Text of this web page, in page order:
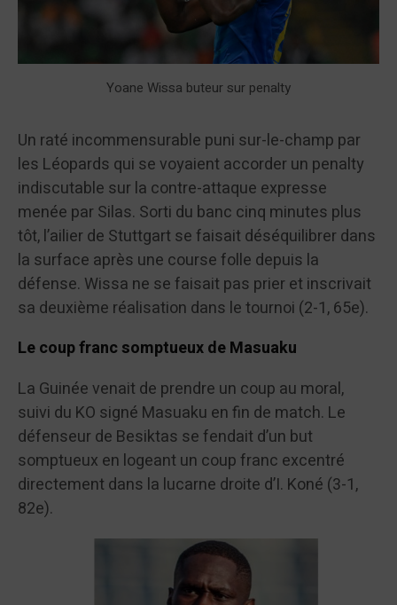
Yoane Wissa buteur sur penalty
Un raté incommensurable puni sur-le-champ par
les Léopards qui se voyaient accorder un penalty
indiscutable sur la contre-attaque expresse
menée par Silas. Sorti du banc cinq minutes plus
tôt, l’ailier de Stuttgart se faisait déséquilibrer dans
la surface après une course folle depuis la
défense. Wissa ne se faisait pas prier et inscrivait
sa deuxième réalisation dans le tournoi (2-1, 65e).
Le coup franc somptueux de Masuaku
La Guinée venait de prendre un coup au moral,
suivi du KO signé Masuaku en fin de match. Le
défenseur de Besiktas se fendait d’un but
somptueux en logeant un coup franc excentré
directement dans la lucarne droite d’I. Koné (3-1,
82e).